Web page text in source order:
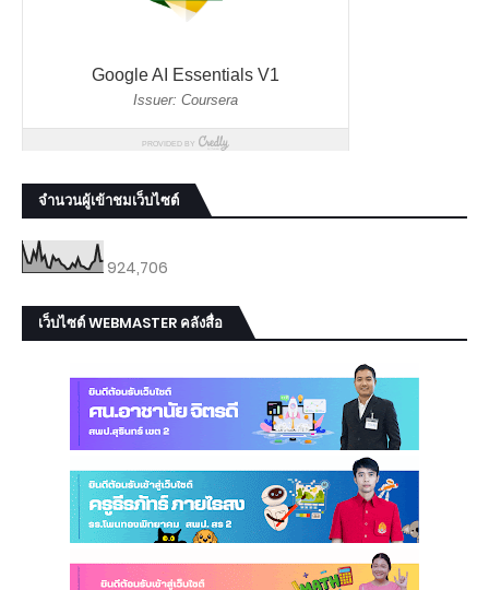
จำนวนผู้เข้าชมเว็บไซต์
924,706
เว็บไซต์ WEBMASTER คลังสื่อ